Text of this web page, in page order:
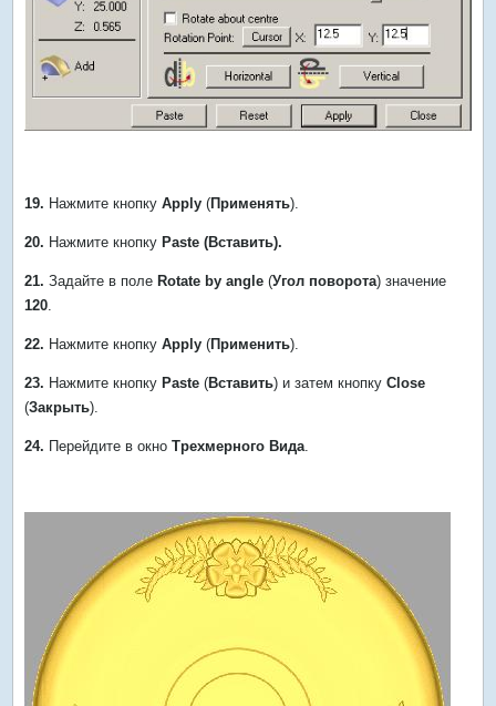
19. Нажмите кнопкуApply (Применять).
20. Нажмите кнопкуPaste (Вставить).
21. Задайте в полеRotate by angle(Угол поворота) значение
120
22. Нажмите кнопкуApply (Применить).
23. Нажмите кнопкуPaste (Вставить) и затем кнопкуClose
(Закрыть).
24. Перейдите в окноТрехмерного Вида